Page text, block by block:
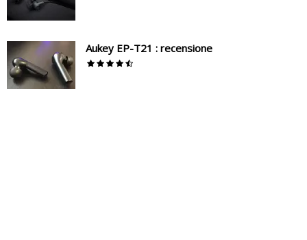
Aukey EP-T21 : recensione